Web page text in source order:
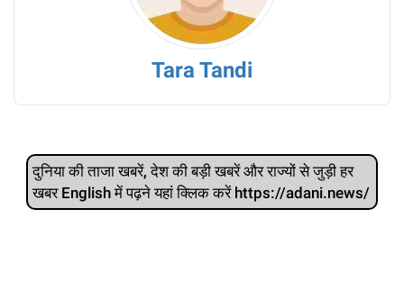
Tara Tandi
दुनिया की ताजा खबरें, देश की बड़ी खबरें और राज्‍यों से जुड़ी हर
खबर English में पढ़ने यहां क्लिक करें https://adani.news/